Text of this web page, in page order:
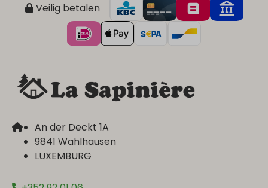
Veilig betalen
An der Deckt 1A
9841 Wahlhausen
LUXEMBURG